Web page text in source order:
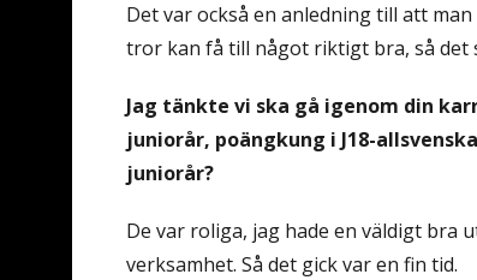
Det var också en anledning till att
tror kan få till något riktigt bra, så det
Jag tänkte vi ska gå igenom din
juniorår, poängkung i J18-
juniorår?
De var roliga, jag hade en väldigt bra
verksamhet. Så det gick var en fin tid.